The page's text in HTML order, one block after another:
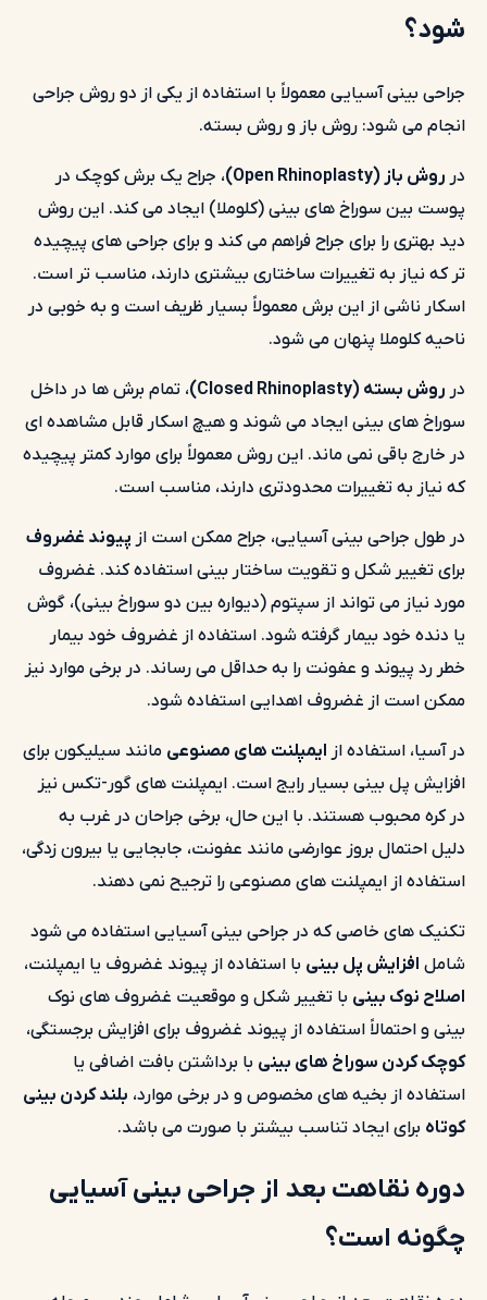
شود؟
جراحی بینی آسیایی معمولاً با استفاده از یکی از دو روش جراحی
انجام می شود: روش باز و روش بسته.
در روش باز (Open Rhinoplasty)
، جراح یک برش کوچک در
پوست بین سوراخ های بینی (کلوملا) ایجاد می کند. این روش
دید بهتری را برای جراح فراهم می کند و برای جراحی های پیچیده
تر که نیاز به تغییرات ساختاری بیشتری دارند، مناسب تر است.
اسکار ناشی از این برش معمولاً بسیار ظریف است و به خوبی در
ناحیه کلوملا پنهان می شود.
در روش بسته (Closed Rhinoplasty)
، تمام برش ها در داخل
سوراخ های بینی ایجاد می شوند و هیچ اسکار قابل مشاهده ای
در خارج باقی نمی ماند. این روش معمولاً برای موارد کمتر پیچیده
که نیاز به تغییرات محدودتری دارند، مناسب است.
در طول جراحی بینی آسیایی، جراح ممکن است از پیوند غضروف
برای تغییر شکل و تقویت ساختار بینی استفاده کند. غضروف
مورد نیاز می تواند از سپتوم (دیواره بین دو سوراخ بینی)، گوش
یا دنده خود بیمار گرفته شود. استفاده از غضروف خود بیمار
خطر رد پیوند و عفونت را به حداقل می رساند. در برخی موارد نیز
ممکن است از غضروف اهدایی استفاده شود.
در آسیا، استفاده از ایمپلنت های مصنوعی مانند سیلیکون برای
افزایش پل بینی بسیار رایج است. ایمپلنت های گور-تکس نیز
در کره محبوب هستند. با این حال، برخی جراحان در غرب به
دلیل احتمال بروز عوارضی مانند عفونت، جابجایی یا بیرون زدگی،
استفاده از ایمپلنت های مصنوعی را ترجیح نمی دهند.
تکنیک های خاصی که در جراحی بینی آسیایی استفاده می شود
شامل افزایش پل بینی با استفاده از پیوند غضروف یا ایمپلنت،
اصلاح نوک بینی با تغییر شکل و موقعیت غضروف های نوک
بینی و احتمالاً استفاده از پیوند غضروف برای افزایش برجستگی،
کوچک کردن سوراخ های بینی با برداشتن بافت اضافی یا
استفاده از بخیه های مخصوص و در برخی موارد، بلند کردن بینی
کوتاه برای ایجاد تناسب بیشتر با صورت می باشد.
دوره نقاهت بعد از جراحی بینی آسیایی
چگونه است؟